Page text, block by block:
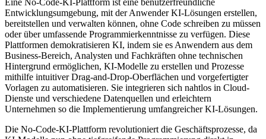
Entwicklungsumgebung, mit der Anwender KI-Lösungen erstellen,
bereitstellen und verwalten können, ohne Code schreiben zu müssen
oder über umfassende Programmierkenntnisse zu verfügen. Diese
Plattformen demokratisieren KI, indem sie es Anwendern aus dem
Business-Bereich, Analysten und Fachkräften ohne technischen
Hintergrund ermöglichen, KI-Modelle zu erstellen und Prozesse
mithilfe intuitiver Drag-and-Drop-Oberflächen und vorgefertigter
Vorlagen zu automatisieren. Sie integrieren sich nahtlos in Cloud-
Dienste und verschiedene Datenquellen und erleichtern
Unternehmen so die Implementierung umfangreicher KI-Lösungen.
Die No-Code-KI-Plattform revolutioniert die Geschäftsprozesse, da